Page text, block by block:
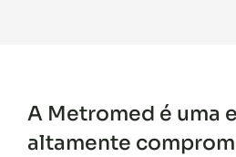
A Metromed é uma
altamente